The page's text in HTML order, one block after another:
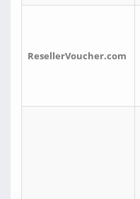
ResellerVoucher.com